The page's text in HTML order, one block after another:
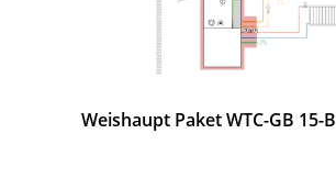
Weishaupt Paket WTC-GB 15-